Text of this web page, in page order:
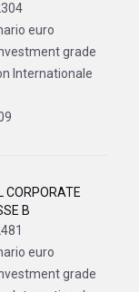
euro
grade
Internationale
CORPORATE
B
euro
grade